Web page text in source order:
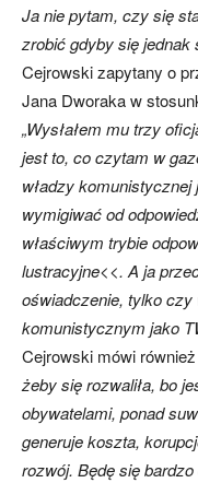
Ja nie pytam, czy się
zrobić gdyby się jednak
Cejrowski zapytany o
Jana Dworaka w
„Wysłałem mu trzy
jest to, co czytam w
władzy
wymigiwać od
właściwym trybie
lustracyjne<<. A ja
oświadczenie, tylko czy
komunistycznym jako
Cejrowski mówi
żeby się rozwaliła, bo
obywatelami, ponad
generuje koszta,
rozwój. Będę się